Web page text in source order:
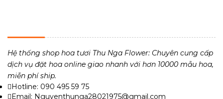
Hệ thống shop hoa tươi Thu Nga Flower: Chuyên cung cấp
dịch vụ đặt hoa online giao nhanh với hơn 10000 mẫu hoa,
miễn phí ship.
Hotline: 090 495 59 75
Email: Nguyenthunga28021975@gmail.com